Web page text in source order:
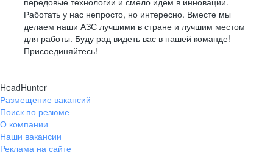
Работать у нас непросто, но интересно. Вместе мы
делаем наши АЗС лучшими в стране и лучшим местом
для работы. Буду рад видеть вас в нашей команде!
Присоединяйтесь!
HeadHunter
Размещение вакансий
Поиск по резюме
О компании
Наши вакансии
Реклама на сайте